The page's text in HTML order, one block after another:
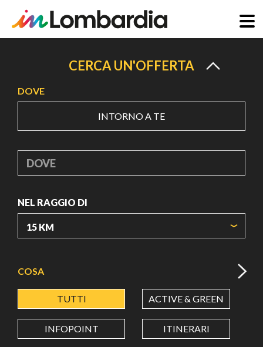
principale
CERCA UN'OFFERTA
DOVE
INTORNO A TE
DOVE
NEL RAGGIO DI
LATITUDINE
COSA
TUTTI ACTIVE & GREEN
INFOPOINT ITINERARI